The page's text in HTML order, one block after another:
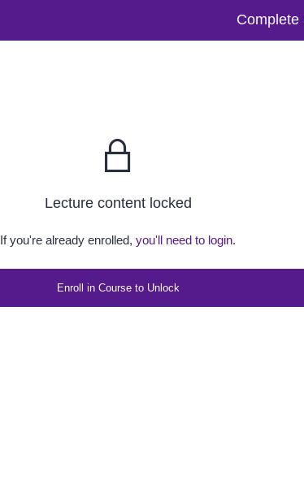
Complete
Lecture content locked
If you're already enrolled, you'll need to login.
Enroll in Course to Unlock